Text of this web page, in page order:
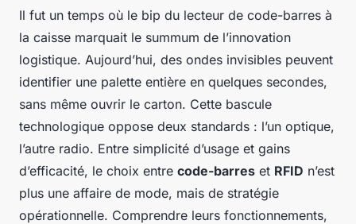
Il fut un temps où le bip du lecteur de code-barres à
la caisse marquait le summum de l’innovation
logistique. Aujourd’hui, des ondes invisibles peuvent
identifier une palette entière en quelques secondes,
sans même ouvrir le carton. Cette bascule
technologique oppose deux standards : l’un optique,
l’autre radio. Entre simplicité d’usage et gains
d’efficacité, le choix entre code-barres et RFID n’est
plus une affaire de mode, mais de stratégie
opérationnelle. Comprendre leurs fonctionnements,